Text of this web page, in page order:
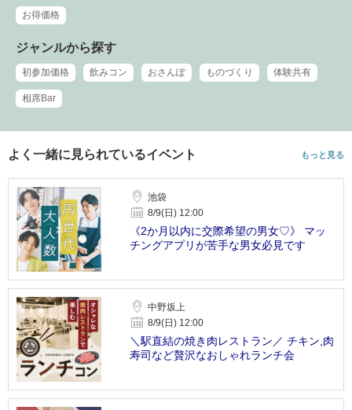
お得価格
ジャンルから探す
初参加価格 飲みコン おさんぽ ものづくり 体験共有
相席Bar
よく一緒に見られているイベント もっと見る
池袋
8/9(日) 12:00
《2か月以内に交際希望の男女♡》 マッ
チングアプリが苦手な男女必見です
中野坂上
8/9(日) 12:00
＼駅直結の焼き肉レストラン／ チキン,肉
寿司など贅沢なおしゃれランチ会